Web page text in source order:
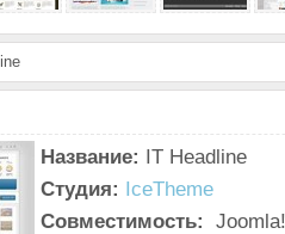
Название: IT Headline
Студия: IceTheme
Совместимость: